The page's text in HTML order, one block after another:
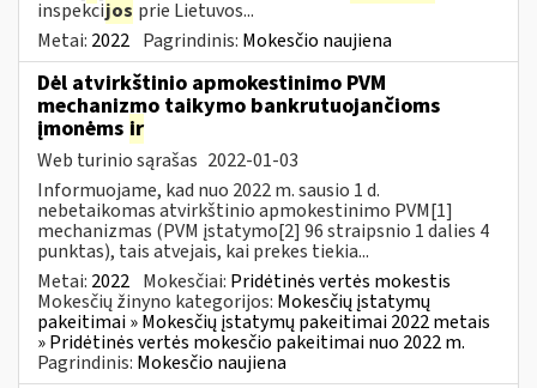
inspekcijos prie Lietuvos...
Metai: 2022 Pagrindinis: Mokesčio naujiena
Dėl atvirkštinio apmokestinimo PVM
mechanizmo taikymo bankrutuojančioms
įmonėms ir
Web turinio sąrašas 2022-01-03
Informuojame, kad nuo 2022 m. sausio 1 d.
nebetaikomas atvirkštinio apmokestinimo PVM[1]
mechanizmas (PVM įstatymo[2] 96 straipsnio 1 dalies 4
punktas), tais atvejais, kai prekes tiekia...
Metai: 2022 Mokesčiai: Pridėtinės vertės mokestis
Mokesčių žinyno kategorijos: Mokesčių įstatymų
pakeitimai » Mokesčių įstatymų pakeitimai 2022 metais
» Pridėtinės vertės mokesčio pakeitimai nuo 2022 m.
Pagrindinis: Mokesčio naujiena